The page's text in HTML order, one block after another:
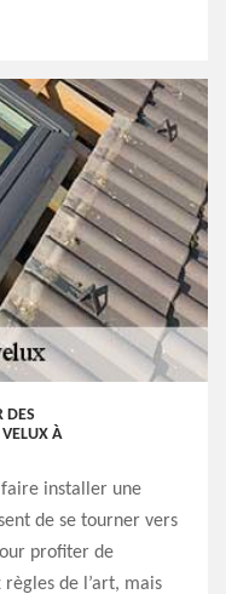
DES
À
installer une
de se tourner vers
profiter de
de l’art, mais